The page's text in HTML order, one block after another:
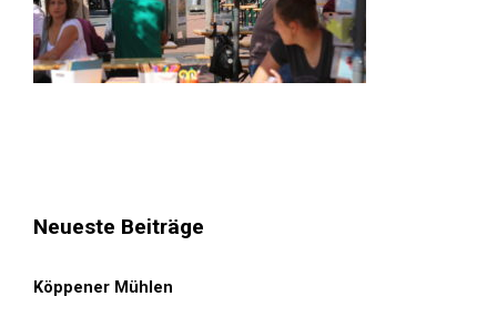
Neueste Beiträge
Köppener Mühlen